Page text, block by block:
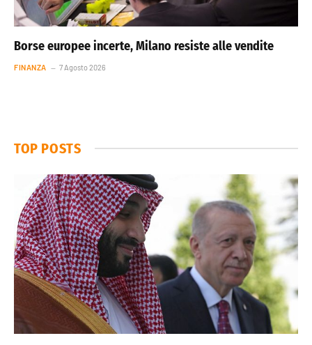
Borse europee incerte, Milano resiste alle vendite
FINANZA 7 Agosto 2026
TOP POSTS